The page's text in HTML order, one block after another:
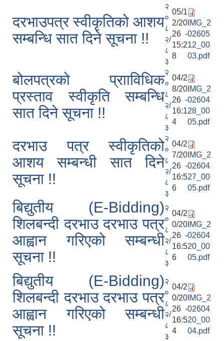
दरभाउपत्र स्वीकृतिको आशय
सम्बन्धि सात दिने सूचना !!
२
०
८
२/
८
३
05/1
2/20
26 -
15:2
8
IMG_2
02605
12_00
03.pdf
बोलपत्रको प्रााविधिक
प्रस्ताव स्वीकृति सम्बन्धि
सात दिने सूचना !!
२
०
८
२/
८
३
04/2
8/20
26 -
16:1
4
IMG_2
02604
28_00
05.pdf
दरभाउ पत्र स्वीकृतिको
आशय सम्बन्धी सात दिने
सूचना !!
२
०
८
२/
८
३
04/2
7/20
26 -
16:5
6
IMG_2
02604
27_00
05.pdf
बिद्युतीय (E-Bidding)
शिलबन्दी दरभाउ दरभाउ पत्र
आह्वान गरिएको सम्बन्धी
सूचना !!
२
०
८
२/
८
३
04/2
0/20
26 -
16:5
6
IMG_2
02604
20_00
05.pdf
बिद्युतीय (E-Bidding)
शिलबन्दी दरभाउ दरभाउ पत्र
आह्वान गरिएको सम्बन्धी
सूचना !!
२
०
८
२/
८
३
04/2
0/20
26 -
16:5
4
IMG_2
02604
20_00
04.pdf